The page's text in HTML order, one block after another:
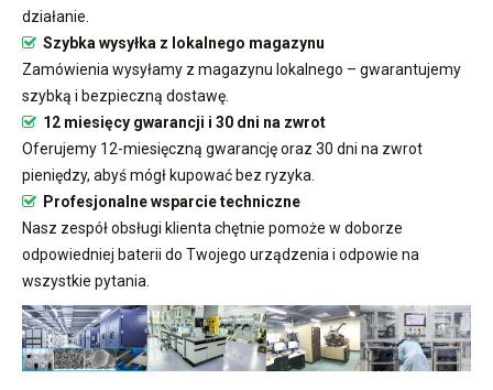
działanie.
Szybka wysyłka z lokalnego magazynu
Zamówienia wysyłamy z magazynu lokalnego – gwarantujemy
szybką i bezpieczną dostawę.
12 miesięcy gwarancji i 30 dni na zwrot
Oferujemy 12-miesięczną gwarancję oraz 30 dni na zwrot
pieniędzy, abyś mógł kupować bez ryzyka.
Profesjonalne wsparcie techniczne
Nasz zespół obsługi klienta chętnie pomoże w doborze
odpowiedniej baterii do Twojego urządzenia i odpowie na
wszystkie pytania.